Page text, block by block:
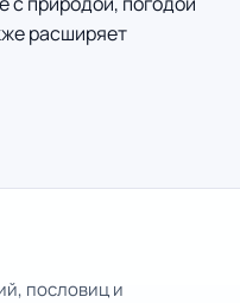
расширяет
пословиц и